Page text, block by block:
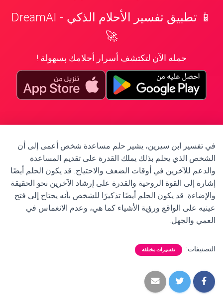
📱 تطبيق تفسير الأحلام الذكي - DreamAI
🚀
حمله الآن لتكتشف أسرار أحلامك بسهولة !
في تفسير ابن سيرين، يشير حلم مساعدة شخص أعمى إلى أن
الشخص الذي يحلم بذلك يملك القدرة على تقديم المساعدة
والدعم للآخرين في أوقات الضعف والاحتياج. قد يكون الحلم أيضًا
إشارة إلى القوة الروحية والقدرة على إرشاد الآخرين نحو الحقيقة
والإضاءة. قد يكون الحلم أيضًا تذكيرًا للشخص بأنه يحتاج إلى فتح
عينيه على الواقع ورؤية الأشياء كما هي، وعدم الانغماس في
العمي والجهل.
التصنيفات: تفسيرات مختلفة